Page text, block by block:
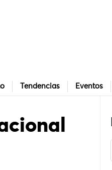
Tendencias Eventos